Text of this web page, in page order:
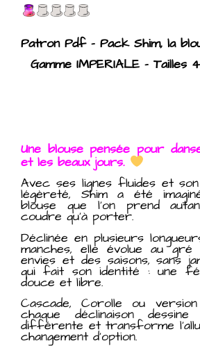
Patron Pdf – Pack Shim, la
Gamme IMPERIALE – Tailles
Une blouse pensée pour
et les beaux jours.
Avec ses lignes fluides et
légèreté, Shim a été
blouse que l’on prend
coudre qu’à porter.
Déclinée en plusieurs
manches, elle évolue au gré
envies et des saisons, sans
qui fait son identité : une
douce et libre.
Cascade, Corolle ou
chaque déclinaison
différente et transforme
changement d’option.